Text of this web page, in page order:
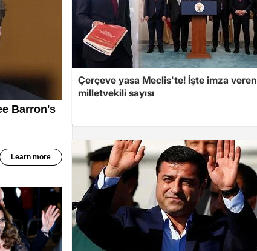
Çerçeve yasa Meclis'te! İşte imza veren
milletvekili sayısı